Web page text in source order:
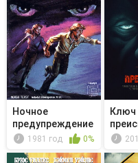
Ночное
предупреждение
1981 год 0%
Ключ